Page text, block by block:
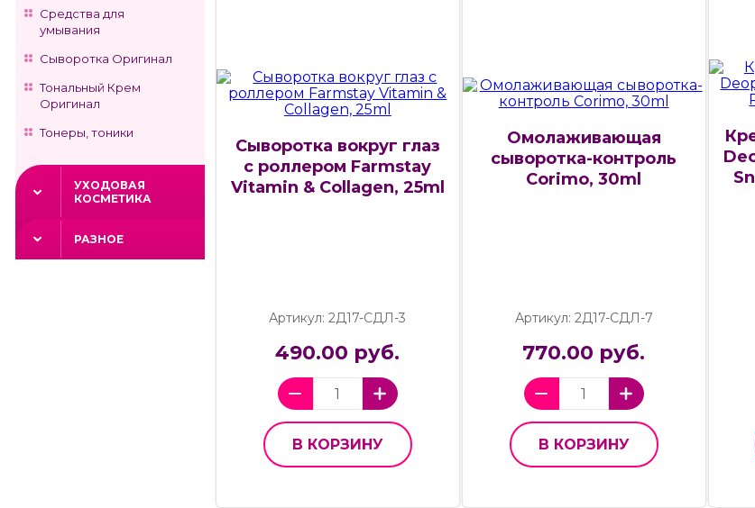
Средства для
умывания
Сыворотка Оригинал
Тональный Крем
Оригинал
Тонеры, тоники
УХОДОВАЯ
КОСМЕТИКА
РАЗНОЕ
Сыворотка вокруг глаз
с роллером Farmstay
Vitamin & Collagen, 25ml
Артикул: 2Д17-СДЛ-3
490.00 руб.
В КОРЗИНУ
Омолаживающая
сыворотка-контроль
Corimo, 30ml
Артикул: 2Д17-СДЛ-7
770.00 руб.
В КОРЗИНУ